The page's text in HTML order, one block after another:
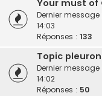
Your must of
Dernier
14:03
Réponses : 133
Topic
Dernier
14:02
Réponses : 50